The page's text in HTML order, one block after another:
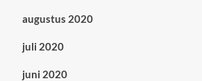
augustus 2020
juli 2020
juni 2020